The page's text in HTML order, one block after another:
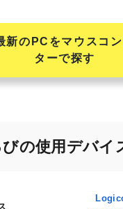
新のPCをマウスコ
ターで探す
の使用デバイ